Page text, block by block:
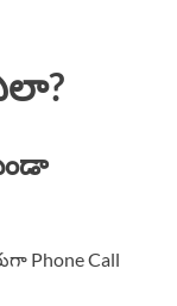
Phone Call